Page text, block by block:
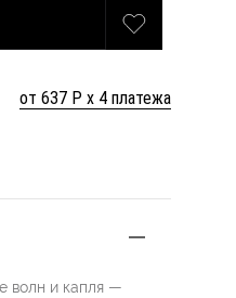
от 637 Р х 4 платежа
волн и капля —